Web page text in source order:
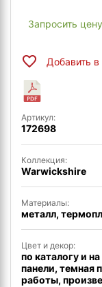
Запросить цену
Добавить
Артикул:
172698
Коллекция:
Warwickshire
Материалы:
металл,
Цвет и декор:
по каталогу и
панели, темная
работы,